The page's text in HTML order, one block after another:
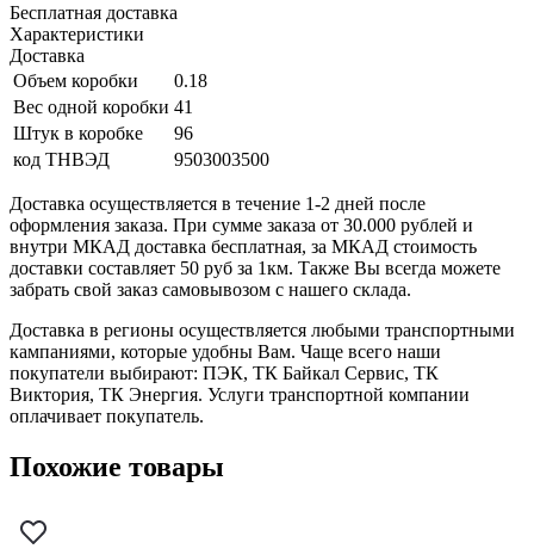
Бесплатная доставка
Характеристики
Доставка
Объем коробки
0.18
Вес одной коробки 41
Штук в коробке
96
код ТНВЭД
9503003500
Доставка осуществляется в течение 1-2 дней после
оформления заказа. При сумме заказа от 30.000 рублей и
внутри МКАД доставка бесплатная, за МКАД стоимость
доставки составляет 50 руб за 1км. Также Вы всегда можете
забрать свой заказ самовывозом с нашего склада.
Доставка в регионы осуществляется любыми транспортными
кампаниями, которые удобны Вам. Чаще всего наши
покупатели выбирают: ПЭК, ТК Байкал Сервис, ТК
Виктория, ТК Энергия. Услуги транспортной компании
оплачивает покупатель.
Похожие товары